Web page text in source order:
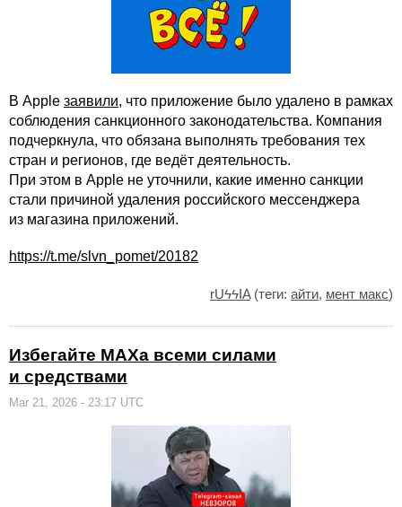
В Apple заявили, что приложение было удалено в рамках
соблюдения санкционного законодательства. Компания
подчеркнула, что обязана выполнять требования тех
стран и регионов, где ведёт деятельность.
При этом в Apple не уточнили, какие именно санкции
стали причиной удаления российского мессенджера
из магазина приложений.
https://t.me/slvn_pomet/20182
rUϟϟIA(теги: айти, мент макс)
Избегайте МАХа всеми силами
и средствами
Mar 21, 2026 - 23:17 UTC